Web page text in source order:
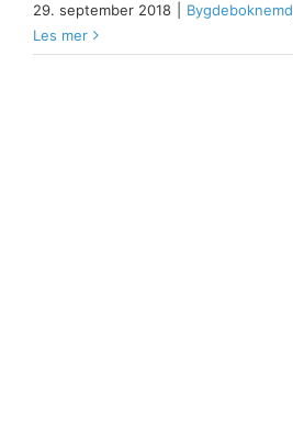
29. september 2018 Bygdeboknemd
Les mer